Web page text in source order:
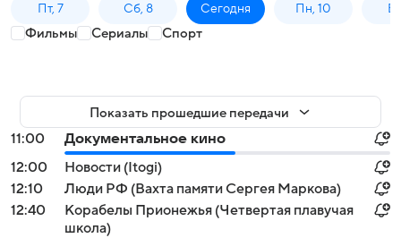
Пт, 7 Сб, 8 Сегодня Пн, 10
Фильмы Сериалы Спорт
Показать прошедшие передачи
11:00
Документальное кино
12:00
Новости (Itogi)
12:10
Люди РФ (Вахта памяти Сергея Маркова)
12:40
Корабелы Прионежья (Четвертая плавучая
школа)